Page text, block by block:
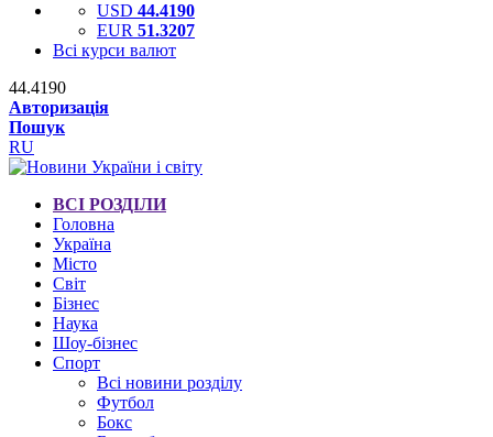
USD 44.4190
EUR 51.3207
Всі курси валют
44.4190
Авторизація
Пошук
RU
ВСІ РОЗДІЛИ
Головна
Україна
Місто
Світ
Бізнес
Наука
Шоу-бізнес
Спорт
Всі новини розділу
Футбол
Бокс